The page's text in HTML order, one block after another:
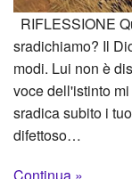
RIFLESSIONE
sradichiamo? Il
modi. Lui non è
voce dell'istinto
sradica subito i
difettoso…